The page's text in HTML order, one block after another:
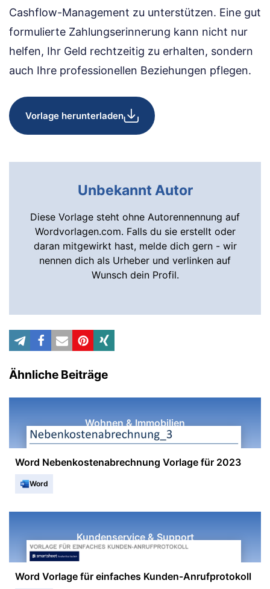
Cashflow-Management zu unterstützen. Eine gut
formulierte Zahlungserinnerung kann nicht nur
helfen, Ihr Geld rechtzeitig zu erhalten, sondern
auch Ihre professionellen Beziehungen pflegen.
Vorlage herunterladen
Unbekannt Autor
Diese Vorlage steht ohne Autorennennung auf
Wordvorlagen.com. Falls du sie erstellt oder
daran mitgewirkt hast, melde dich gern - wir
nennen dich als Urheber und verlinken auf
Wunsch dein Profil.
Ähnliche Beiträge
Wohnen & Immobilien
Word Nebenkostenabrechnung Vorlage für 2023
Word
Kundenservice & Support
Word Vorlage für einfaches Kunden-Anrufprotokoll